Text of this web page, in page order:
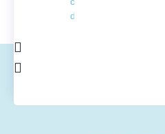
de l'énergie